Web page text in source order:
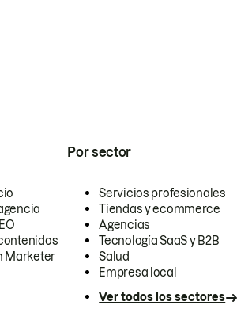
Marketer
Por sector
Servicios profesionales
Tiendas y ecommerce
Agencias
Tecnología SaaS y B2B
Salud
Empresa local
Ver todos los sectores